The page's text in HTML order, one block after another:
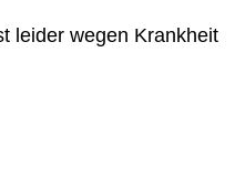
leider wegen Krankheit